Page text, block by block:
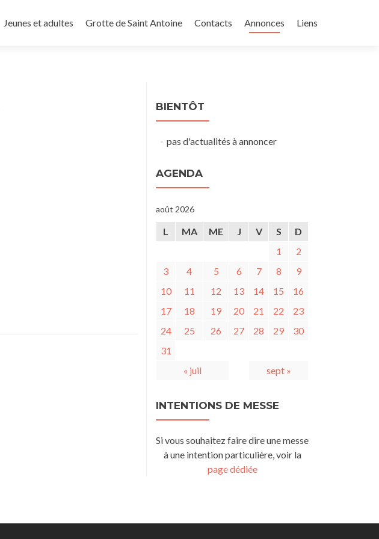
Jeunes et adultes Grotte de Saint Antoine Contacts Annonces Liens
BIENTÔT
pas d'actualités à annoncer
AGENDA
août 2026
L MA ME J V S
D
1
2
3
4 5 6 7 8
9
10
11 12 13 14 15
16
17
18 19 20 21 22
23
24
25 26 27 28 29
30
31
« juil
sept »
INTENTIONS DE MESSE
Si vous souhaitez faire dire une messe
à une intention particulière, voir la
page dédiée